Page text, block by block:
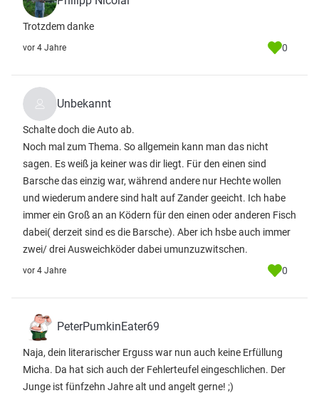
Trotzdem danke
vor 4 Jahre 0
Unbekannt
Schalte doch die Auto ab.
Noch mal zum Thema. So allgemein kann man das nicht
sagen. Es weiß ja keiner was dir liegt. Für den einen sind
Barsche das einzig war, während andere nur Hechte wollen
und wiederum andere sind halt auf Zander geeicht. Ich habe
immer ein Groß an an Ködern für den einen oder anderen Fisch
dabei( derzeit sind es die Barsche). Aber ich hsbe auch immer
zwei/ drei Ausweichköder dabei umunzuzwitschen.
vor 4 Jahre 0
PeterPumkinEater69
Naja, dein literarischer Erguss war nun auch keine Erfüllung
Micha. Da hat sich auch der Fehlerteufel eingeschlichen. Der
Junge ist fünfzehn Jahre alt und angelt gerne! ;)